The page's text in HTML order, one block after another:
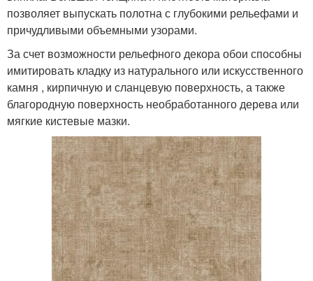
позволяет выпускать полотна с глубокими рельефами и
причудливыми объемными узорами.
За счет возможности рельефного декора обои способны
имитировать кладку из натурального или искусственного
камня , кирпичную и сланцевую поверхность, а также
благородную поверхность необработанного дерева или
мягкие кистевые мазки.